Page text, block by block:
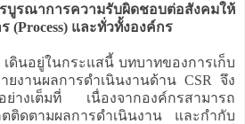
บูรณาการความรับผิดชอบต่อสังคมให้
(Process) และทั่วทั้งองค์กร
ดินอยู่ในกระแสนี้ บทบาทของการเก็บ
ยงานผลการดำเนินงานด้าน CSR จึง
ย่างเต็มที่ เนื่องจากองค์กรสามารถ
ตติดตามผลการดำเนินงาน และกำกับ